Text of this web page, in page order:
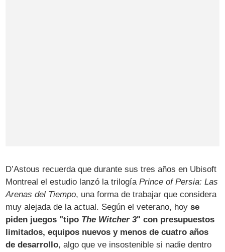
D’Astous recuerda que durante sus tres años en Ubisoft
Montreal el estudio lanzó la trilogíaPrince of Persia: Las
Arenas del Tiempo, una forma de trabajar que considera
muy alejada de la actual. Según el veterano, hoyse
piden juegos "tipo The Witcher 3" con presupuestos
limitados, equipos nuevos y menos de cuatro años
de desarrollo, algo que ve insostenible si nadie dentro